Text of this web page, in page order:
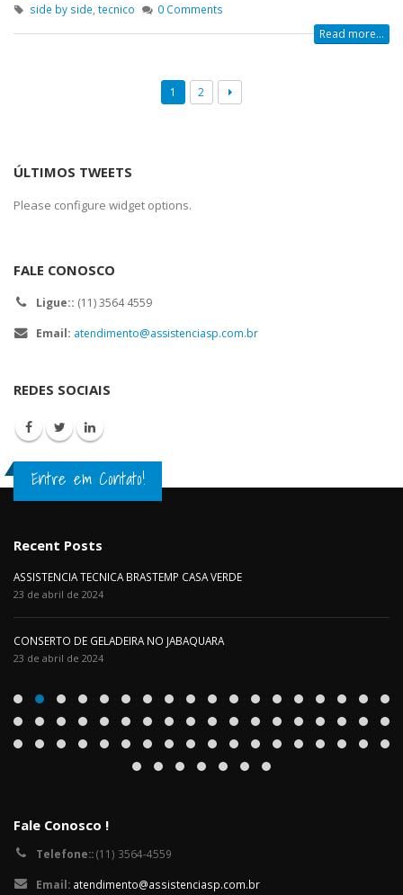
side by side, tecnico 0 Comments
Read more...
1 2
ÚLTIMOS TWEETS
Please configure widget options.
FALE CONOSCO
Ligue:: (11) 3564 4559
Email: atendimento@assistenciasp.com.br
REDES SOCIAIS
Entre em Contato!
Recent Posts
ASSISTENCIA TECNICA BRASTEMP CASA VERDE
23 de abril de 2024
CONSERTO DE GELADEIRA NO JABAQUARA
23 de abril de 2024
Fale Conosco !
Telefone::(11) 3564-4559
Email: atendimento@assistenciasp.com.br